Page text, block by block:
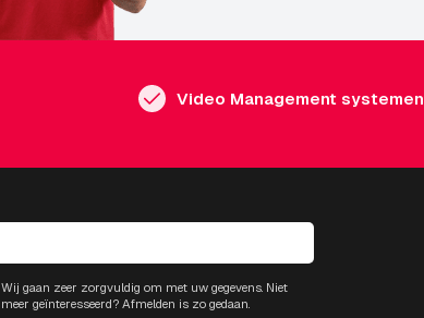
Video Management systemen
Wij gaan zeer zorgvuldig om met uw gegevens. Niet
meer geïnteresseerd? Afmelden is zo gedaan.